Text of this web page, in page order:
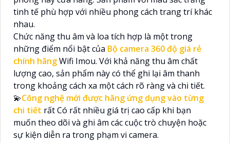
tinh tế phù hợp với nhiều phong cách trang trí khác
nhau.
Chức năng thu âm và loa tích hợp là một trong
những điểm nổi bật của Bộ camera 360 độ giá rẻ
chính hãngWifi Imou. Với khả năng thu âm chất
lượng cao, sản phẩm này có thể ghi lại âm thanh
trong khoảng cách xa một cách rõ ràng và chi tiết.
💫Công nghệ mới được hãng ứng dụng vào từng
chi tiết rất Có rất nhiều giá trị cao cấp khi bạn
muốn theo dõi và ghi âm các cuộc trò chuyện hoặc
sự kiện diễn ra trong phạm vi camera.